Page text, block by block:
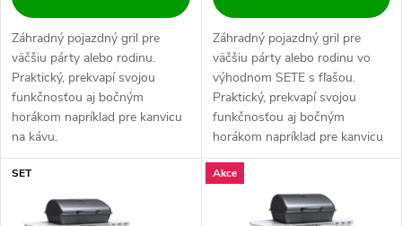
Záhradný pojazdný gril pre
väčšiu párty alebo rodinu.
Praktický, prekvapí svojou
funkčnosťou aj bočným
horákom napríklad pre kanvicu
na kávu.
Záhradný pojazdný gril pre
väčšiu párty alebo rodinu vo
výhodnom SETE s fľašou.
Praktický, prekvapí svojou
funkčnosťou aj bočným
horákom napríklad pre kanvicu
na kávu.
SET Akce